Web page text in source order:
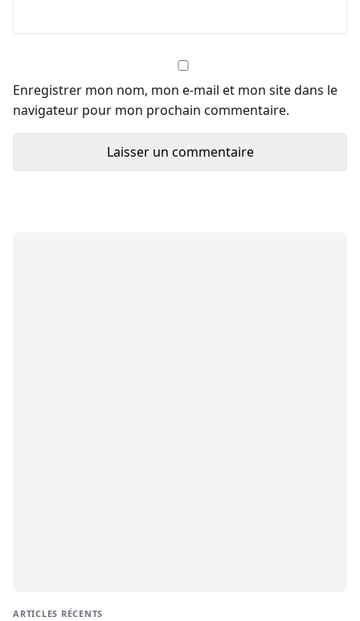
Enregistrer mon nom, mon e-mail et mon site dans le
navigateur pour mon prochain commentaire.
ARTICLES RÉCENTS